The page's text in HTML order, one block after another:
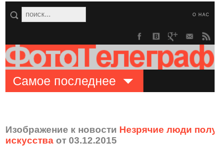
О НАС
Самое последнее
Изображение к новости Незрячие люди
искусства от 03.12.2015